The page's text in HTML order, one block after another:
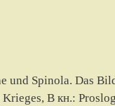
und Spinola. Das
, В кн.: